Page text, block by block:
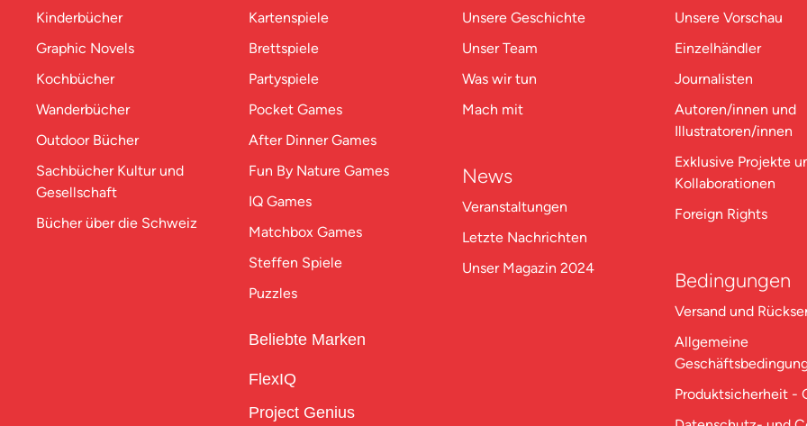
Kinderbücher
Graphic Novels
Kochbücher
Wanderbücher
Outdoor Bücher
Sachbücher Kultur und
Gesellschaft
Bücher über die Schweiz
Kartenspiele
Brettspiele
Partyspiele
Pocket Games
After Dinner Games
Fun By Nature Games
IQ Games
Matchbox Games
Steffen Spiele
Puzzles
Beliebte Marken
FlexIQ
Project Genius
Unsere Geschichte
Unser Team
Was wir tun
Mach mit
News
Veranstaltungen
Letzte Nachrichten
Unser Magazin 2024
Unsere Vorschau
Einzelhändler
Journalisten
Autoren/innen und
Illustratoren/innen
Exklusive Projekte
Kollaborationen
Foreign Rights
Bedingungen
Versand und
Allgemeine
Produktsicherheit -